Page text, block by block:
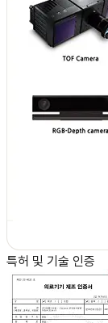
특허 및 기술 인증